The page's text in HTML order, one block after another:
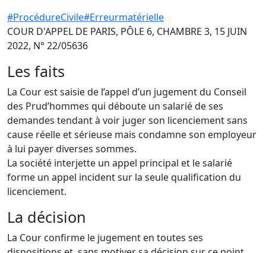
#ProcédureCivile#Erreurmatérielle
COUR D'APPEL DE PARIS, PÔLE 6, CHAMBRE 3, 15 JUIN
2022, N° 22/05636
Les faits
La Cour est saisie de l’appel d’un jugement du Conseil
des Prud’hommes qui déboute un salarié de ses
demandes tendant à voir juger son licenciement sans
cause réelle et sérieuse mais condamne son employeur
à lui payer diverses sommes.
La société interjette un appel principal et le salarié
forme un appel incident sur la seule qualification du
licenciement.
La décision
La Cour confirme le jugement en toutes ses